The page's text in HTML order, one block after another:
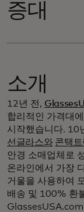
증대
소개
12년 전,
합리적인 가격대
시작했습니다. 10
선글라스와 콘택트
안경 소매업체로
온라인에서 가장
거울을 사용하여
배송 및 100% 환
GlassesUSA.com